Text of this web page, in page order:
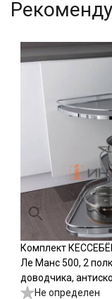
Комплект
Ле Манс 500, 2
доводчика,
H600-750мм,
Не определен